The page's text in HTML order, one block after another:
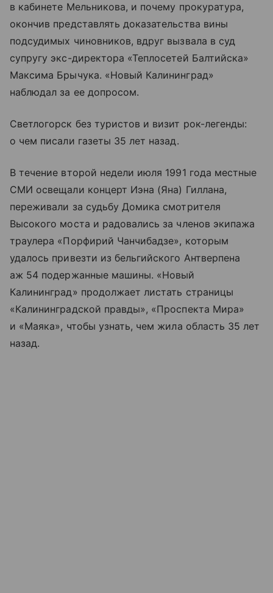
в кабинете Мельникова, и почему прокуратура,
окончив представлять доказательства вины
подсудимых чиновников, вдруг вызвала в суд
супругу экс-директора «Теплосетей Балтийска»
Максима Брычука. «Новый Калининград»
наблюдал за ее допросом.
Светлогорск без туристов и визит рок-легенды:
о чем писали газеты 35 лет назад.
В течение второй недели июля 1991 года местные
СМИ освещали концерт Иэна (Яна) Гиллана,
переживали за судьбу Домика смотрителя
Высокого моста и радовались за членов экипажа
траулера «Порфирий Чанчибадзе», которым
удалось привезти из бельгийского Антверпена
аж 54 подержанные машины. «Новый
Калининград» продолжает листать страницы
«Калининградской правды», «Проспекта Мира»
и «Маяка», чтобы узнать, чем жила область 35 лет
назад.